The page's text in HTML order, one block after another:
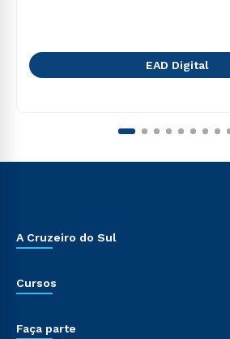
EAD Digital
A Cruzeiro do Sul
Cursos
Faça parte